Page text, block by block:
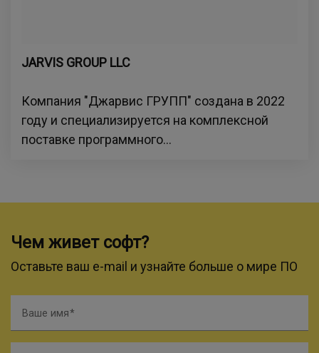
JARVIS GROUP LLC
Компания "Джарвис ГРУПП" создана в 2022
году и специализируется на комплексной
поставке программного...
Чем живет софт?
Оставьте ваш e-mail и узнайте больше о мире ПО
Ваше имя